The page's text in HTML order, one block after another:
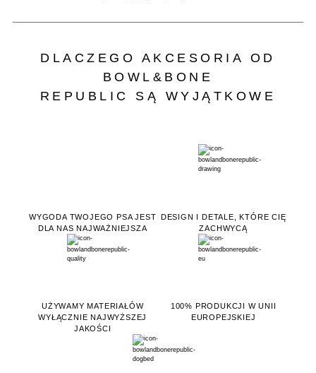
DLACZEGO AKCESORIA OD
BOWL&BONE
REPUBLIC SĄ WYJĄTKOWE
WYGODA TWOJEGO PSA JEST
DLA NAS NAJWAŻNIEJSZA
DESIGN I DETALE, KTÓRE CIĘ
ZACHWYCĄ
UŻYWAMY MATERIAŁÓW
WYŁĄCZNIE NAJWYŻSZEJ
JAKOŚCI
100% PRODUKCJI W UNII
EUROPEJSKIEJ